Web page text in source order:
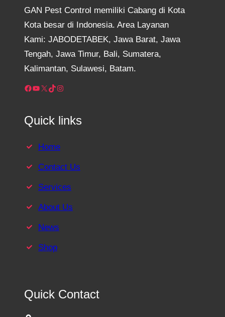
GAN Pest Control memiliki Cabang di Kota
Kota besar di Indonesia. Area Layanan
Kami: JABODETABEK, Jawa Barat, Jawa
Tengah, Jawa Timur, Bali, Sumatera,
Kalimantan, Sulawesi, Batam.
Facebook YouTube X TikTok Instagram
Quick links
Home
Contact Us
Services
About Us
News
Shop
Quick Contact